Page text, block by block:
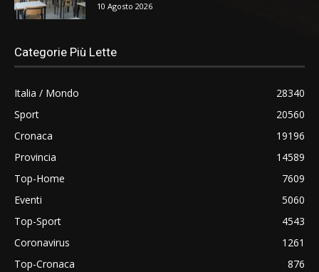
10 Agosto 2026
Categorie Più Lette
Italia / Mondo
28340
Sport
20560
Cronaca
19196
Provincia
14589
Top-Home
7609
Eventi
5060
Top-Sport
4543
Coronavirus
1261
Top-Cronaca
876